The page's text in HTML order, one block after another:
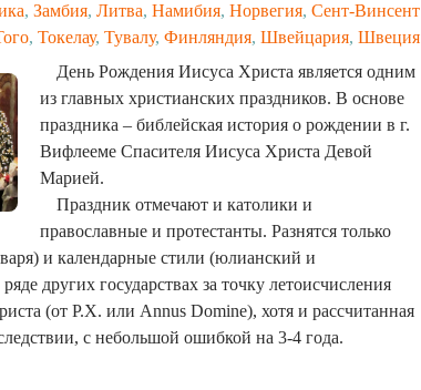
, Замбия, Литва, Намибия, Норвегия, Сент-Винсент
, Токелау, Тувалу, Финляндия, Швейцария, Швеция
День Рождения Иисуса Христа является одним
из главных христианских праздников. В основе
праздника – библейская история о рождении в г.
Вифлееме Спасителя Иисуса Христа Девой
Марией.
Праздник отмечают и католики и
православные и протестанты. Разнятся только
и календарные стили (юлианский и
других государствах за точку летоисчисления
(от Р.Х. или Annus Domine), хотя и рассчитанная
с небольшой ошибкой на 3-4 года.